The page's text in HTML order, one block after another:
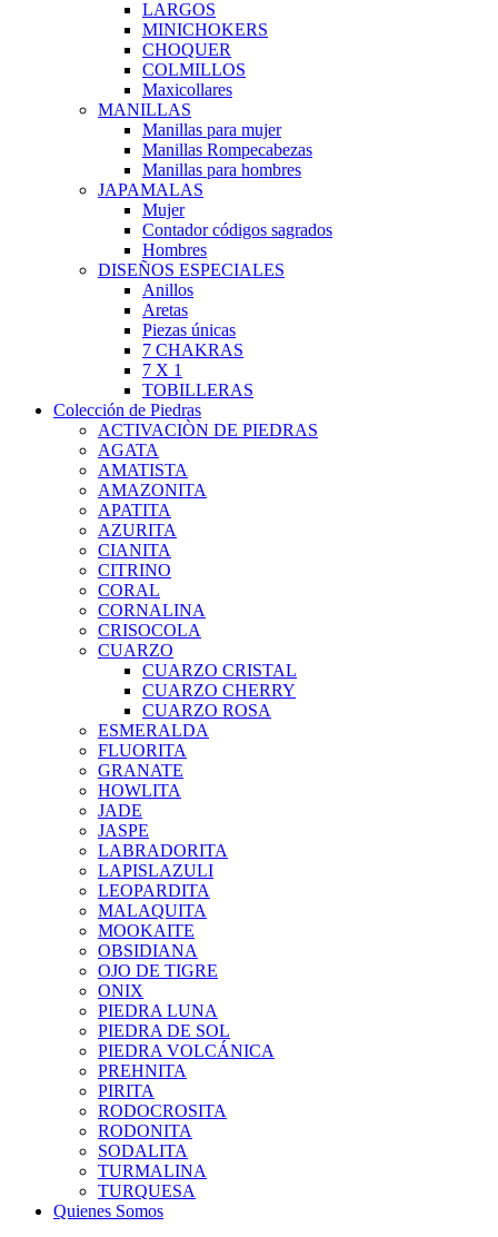
LARGOS
MINICHOKERS
CHOQUER
COLMILLOS
Maxicollares
MANILLAS
Manillas para mujer
Manillas Rompecabezas
Manillas para hombres
JAPAMALAS
Mujer
Contador códigos sagrados
Hombres
DISEÑOS ESPECIALES
Anillos
Aretas
Piezas únicas
7 CHAKRAS
7 X 1
TOBILLERAS
Colección de Piedras
ACTIVACIÒN DE PIEDRAS
AGATA
AMATISTA
AMAZONITA
APATITA
AZURITA
CIANITA
CITRINO
CORAL
CORNALINA
CRISOCOLA
CUARZO
CUARZO CRISTAL
CUARZO CHERRY
CUARZO ROSA
ESMERALDA
FLUORITA
GRANATE
HOWLITA
JADE
JASPE
LABRADORITA
LAPISLAZULI
LEOPARDITA
MALAQUITA
MOOKAITE
OBSIDIANA
OJO DE TIGRE
ONIX
PIEDRA LUNA
PIEDRA DE SOL
PIEDRA VOLCÁNICA
PREHNITA
PIRITA
RODOCROSITA
RODONITA
SODALITA
TURMALINA
TURQUESA
Quienes Somos